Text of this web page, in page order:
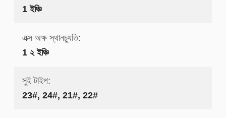
1 ইঞ্চি
এক্স অক্ষ স্থানচ্যুতি:
1 ২ ইঞ্চি
সুই টাইপ:
23#, 24#, 21#, 22#